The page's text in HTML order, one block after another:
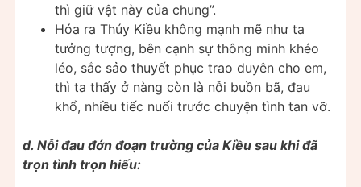
thì giữ vật này của chung”.
Hóa ra Thúy Kiều không mạnh mẽ như ta
tưởng tượng, bên cạnh sự thông minh khéo
léo, sắc sảo thuyết phục trao duyên cho em,
thì ta thấy ở nàng còn là nỗi buồn bã, đau
khổ, nhiều tiếc nuối trước chuyện tình tan vỡ.
d. Nỗi đau đớn đoạn trường của Kiều sau khi đã
trọn tình trọn hiếu: